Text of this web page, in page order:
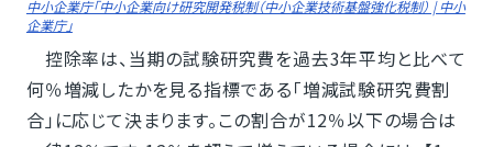
中小企業庁「中小企業向け研究開発税制（中小企業技術基盤強化税制） | 中小
企業庁」
控除率は、当期の試験研究費を過去3年平均と比べて
何％増減したかを見る指標である「増減試験研究費割
合」に応じて決まります。この割合が12％以下の場合は